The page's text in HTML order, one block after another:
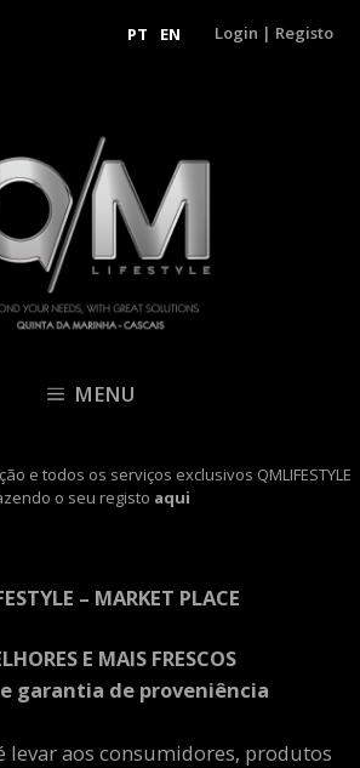
PT EN Login | Registo
MENU
e todos os serviços exclusivos QMLIFESTYLE
o seu registo aqui
– MARKET PLACE
E MAIS FRESCOS
garantia de proveniência
levar aos consumidores, produtos